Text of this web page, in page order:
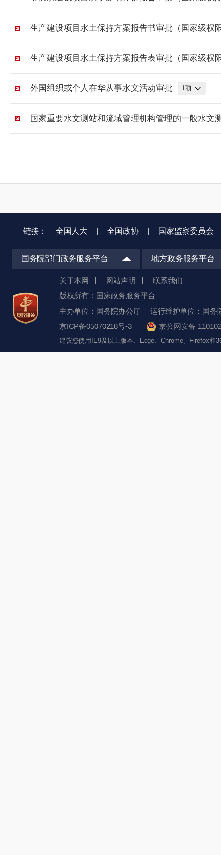
链接： 全国人大 全国政协 国家监察委员会
国务院部门政务服务平台 地方政务服务平台
关于本网 网站声明
联系我们
版权所有：国家政务服务平台
主办单位：国务院办公厅
运行维护单位：国务
京ICP备05070218号-3
京公网安备
建议您使用IE9及以上版本、Edge、Chrome、Firefox和